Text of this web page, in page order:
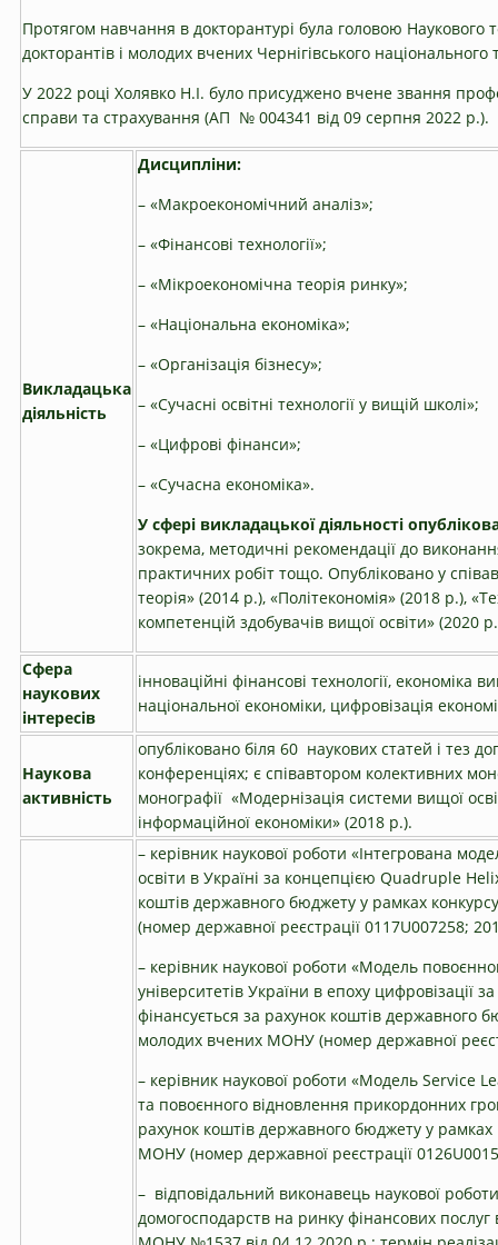
Протягом навчання в докторантурі була головою Наукового
докторантів і молодих вчених Чернігівського національного
У 2022 році Холявко Н.І. було присуджено вчене звання
справи та страхування (АП № 004341 від 09 серпня 2022 р.).
Викладацька
діяльність
Дисципліни:
– «Макроекономічний аналіз»;
– «Фінансові технології»;
– «Мікроекономічна теорія ринку»;
– «Національна економіка»;
– «Організація бізнесу»;
– «Сучасні освітні технології у вищій школі»;
– «Цифрові фінанси»;
– «Сучасна економіка».
У сфері викладацької діяльності
зокрема, методичні рекомендації до
практичних робіт тощо. Опубліковано у
теорія» (2014 р.), «Політекономія» (2018 р.),
компетенцій здобувачів вищої освіти» (2020
Сфера
наукових
інтересів
інноваційні фінансові технології, економіка
національної економіки, цифровізація
Наукова
активність
опубліковано біля 60 наукових статей і тез
конференціях; є співавтором колективних
монографії «Модернізація системи вищої
інформаційної економіки» (2018 р.).
– керівник наукової роботи «Інтегрована
освіти в Україні за концепцією Quadruple
коштів державного бюджету у рамках
(номер державної реєстрації 0117U007258;
– керівник наукової роботи «Модель
університетів України в епоху цифровізації
фінансується за рахунок коштів державного
молодих вчених МОНУ (номер державної
– керівник наукової роботи «Модель Service
та повоєнного відновлення прикордонних
рахунок коштів державного бюджету у
МОНУ (номер державної реєстрації
– відповідальний виконавець наукової
домогосподарств на ринку фінансових послуг